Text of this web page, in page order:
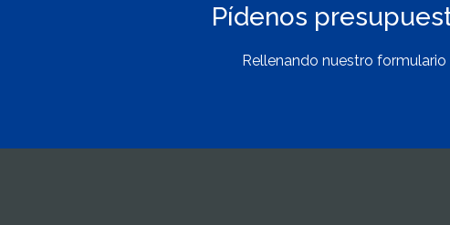
Pídenos
Rellenando nuestro